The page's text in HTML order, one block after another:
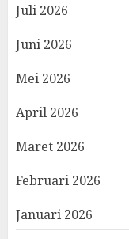
Juli 2026
Juni 2026
Mei 2026
April 2026
Maret 2026
Februari 2026
Januari 2026